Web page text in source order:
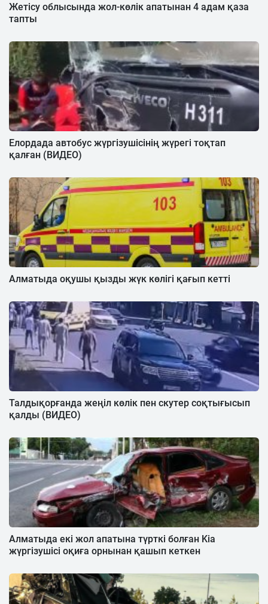
Жетісу облысында жол-көлік апатынан 4 адам қаза
тапты
Елордада автобус жүргізушісінің жүрегі тоқтап
қалған (ВИДЕО)
Алматыда оқушы қызды жүк көлігі қағып кетті
Талдықорғанда жеңіл көлік пен скутер соқтығысып
қалды (ВИДЕО)
Алматыда екі жол апатына түрткі болған Kia
жүргізушісі оқиға орнынан қашып кеткен